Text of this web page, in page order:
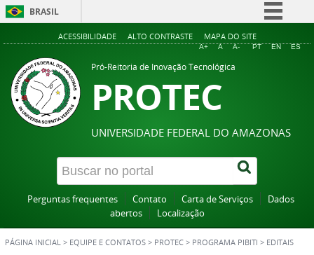
BRASIL
Simplifique!
Acesso à informação
ACESSIBILIDADE ALTO CONTRASTE MAPA DO SITE
A+ A A- PT EN ES
Pró-Reitoria de Inovação Tecnológica
PROTEC
UNIVERSIDADE FEDERAL DO AMAZONAS
Perguntas frequentes Contato Carta de Serviços
Dados
abertos
Localização
PÁGINA INICIAL > EQUIPE E CONTATOS > PROTEC > PROGRAMA PIBITI > EDITAIS